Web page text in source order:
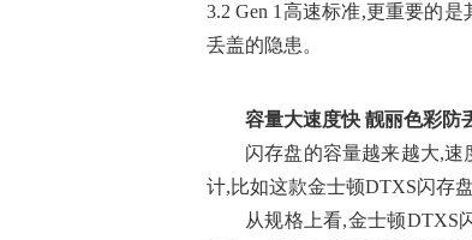
3.2 Gen 1高速标准,更重要的
丢盖的隐患。
容量大速度快 靓丽色彩防
闪存盘的容量越来越大,
计,比如这款金士顿DTXS闪存盘
从规格上看,金士顿DTXS